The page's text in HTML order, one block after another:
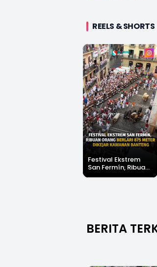
REELS & SHORTS
Festival Ekstrem
San Fermín, Ribuan
Orang Berlari 875
BERITA